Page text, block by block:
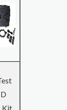
Kit